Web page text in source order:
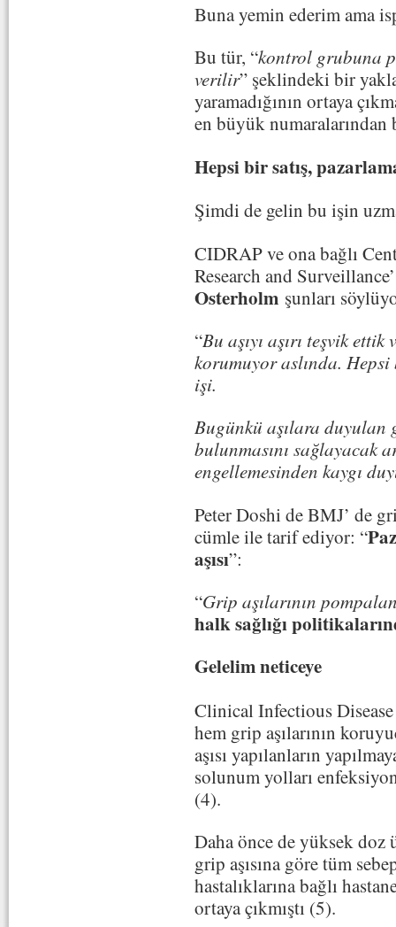
Buna yemin ederim ama
Bu tür, “kontrol grubuna
verilir” şeklindeki bir
yaramadığının ortaya
en büyük
Hepsi bir satış,
Şimdi de gelin bu işin
CIDRAP ve ona bağlı
Research and
Osterholm şunları
“Bu aşıyı aşırı teşvik
korumuyor aslında.
işi.
Bugünkü aşılara duyulan
bulunmasını sağlayacak
engellemesinden kaygı
Peter Doshi de BMJ’ de
cümle ile tarif ediyor: “
aşısı”:
“Grip aşılarının
halk sağlığı
Gelelim neticeye
Clinical Infectious
hem grip aşılarının
aşısı yapılanların
solunum yolları
(4).
Daha önce de yüksek doz
grip aşısına göre tüm
hastalıklarına bağlı
ortaya çıkmıştı (5).